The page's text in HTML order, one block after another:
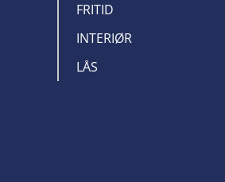
FRITID
INTERIØR
LÅS